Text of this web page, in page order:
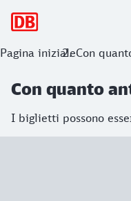
Pagina inizialeCon
Con quanto
I biglietti possono